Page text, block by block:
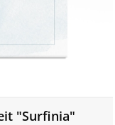
"Surfinia"